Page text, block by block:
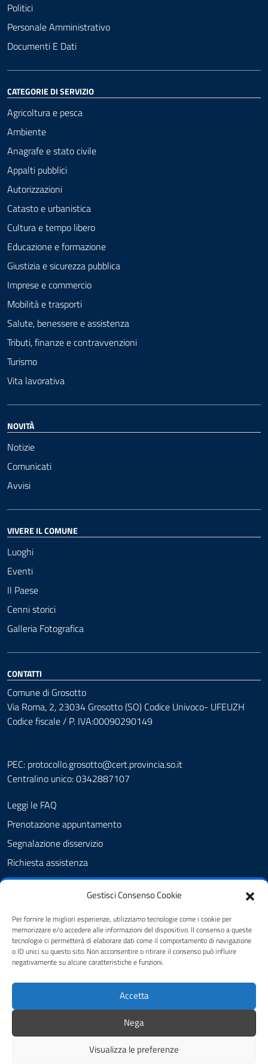
Gestisci Consenso Cookie
Per fornire le migliori esperienze, utilizziamo tecnologie come i cookie per
memorizzare e/o accedere alle informazioni del dispositivo. Il consenso a queste
tecnologie ci permetterà di elaborare dati come il comportamento di navigazione
o ID unici su questo sito. Non acconsentire o ritirare il consenso può influire
negativamente su alcune caratteristiche e funzioni.
Accetta
Nega
Visualizza le preferenze
Politici
Personale Amministrativo
Documenti E Dati
CATEGORIE DI SERVIZIO
Agricoltura e pesca
Ambiente
Anagrafe e stato civile
Appalti pubblici
Autorizzazioni
Catasto e urbanistica
Cultura e tempo libero
Educazione e formazione
Giustizia e sicurezza pubblica
Imprese e commercio
Mobilità e trasporti
Salute, benessere e assistenza
Tributi, finanze e contravvenzioni
Turismo
Vita lavorativa
NOVITÀ
Notizie
Comunicati
Avvisi
VIVERE IL COMUNE
Luoghi
Eventi
Il Paese
Cenni storici
Galleria Fotografica
CONTATTI
Comune di Grosotto
Via Roma, 2, 23034 Grosotto (SO) Codice Univoco- UFEUZH
Codice fiscale / P. IVA:00090290149
PEC: protocollo.grosotto@cert.provincia.so.it
Centralino unico: 0342887107
Leggi le FAQ
Prenotazione appuntamento
Segnalazione disservizio
Richiesta assistenza
Amministrazione trasparente
Informativa privacy
Cookie policy
Pubblicità legale
Feedback